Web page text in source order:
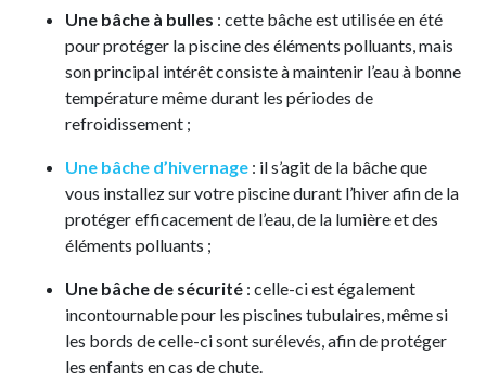
Une bâche à bulles : cette bâche est utilisée en été
pour protéger la piscine des éléments polluants, mais
son principal intérêt consiste à maintenir l’eau à bonne
température même durant les périodes de
refroidissement ;
Une bâche d’hivernage : il s’agit de la bâche que
vous installez sur votre piscine durant l’hiver afin de la
protéger efficacement de l’eau, de la lumière et des
éléments polluants ;
Une bâche de sécurité : celle-ci est également
incontournable pour les piscines tubulaires, même si
les bords de celle-ci sont surélevés, afin de protéger
les enfants en cas de chute.